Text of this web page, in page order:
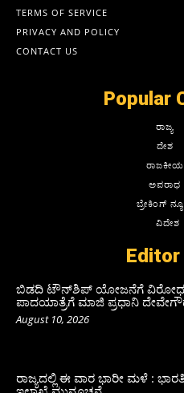
TERMS OF SERVICE
PRIVACY AND POLICY
CONTACT US
Popular
ರಾಜ್ಯ
ದೇಶ
ರಾಜಕೀಯ
ಅಪರಾಧ
ಬ್ರೇಕಿಂಗ್
ವಿದೇಶ
ಬಿಡದಿ ಟೌನ್‌ಶಿಪ್‌ ಯೋಜನೆಗೆ ವಿರೋಧ
ಪಾದಯಾತ್ರೆಗೆ ಮಾಜಿ ಪ್ರಧಾನಿ
August 10, 2026
ರಾಜ್ಯದಲ್ಲಿ ಈ ವಾರ ಭಾರೀ ಮಳೆ :